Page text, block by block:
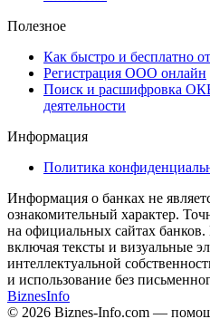
Полезное
Как быстро и бесплатно
Регистрация ООО онлайн
Поиск и расшифровка
деятельности
Информация
Политика
Информация о банках не
ознакомительный характер.
на официальных сайтах
включая тексты и визуальные
интеллектуальной
и использование без
BiznesInfo
© 2026 Biznes-Info.com —